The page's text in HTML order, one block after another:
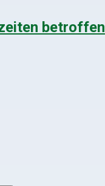
betroffen